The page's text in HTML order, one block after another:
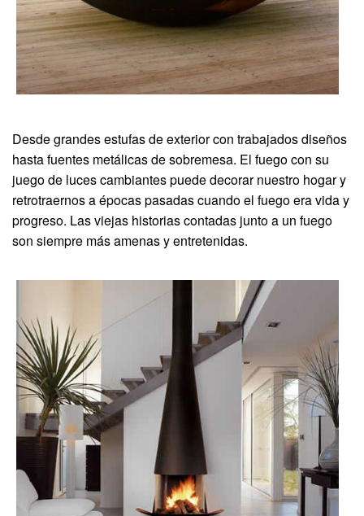
Desde grandes estufas de exterior con trabajados diseños
hasta fuentes metálicas de sobremesa. El fuego con su
juego de luces cambiantes puede decorar nuestro hogar y
retrotraernos a épocas pasadas cuando el fuego era vida y
progreso. Las viejas historias contadas junto a un fuego
son siempre más amenas y entretenidas.